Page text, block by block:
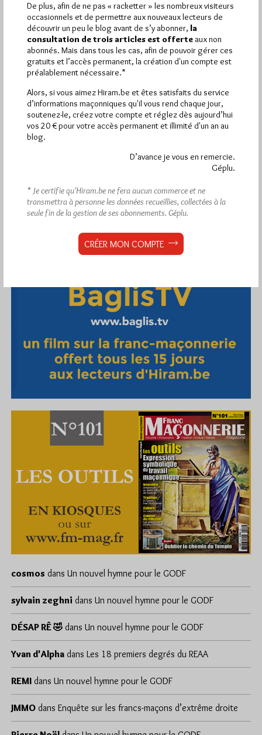
cosmos dans Un nouvel hymne pour le GODF
sylvain zeghni dans Un nouvel hymne pour le GODF
DÉSAP RÊ 🤣 dans Un nouvel hymne pour le GODF
Yvan d'Alpha dans Les 18 premiers degrés du REAA
REMI dans Un nouvel hymne pour le GODF
JMMO dans Enquête sur les francs-maçons d’extrême droite
De plus, afin de ne pas « racketter » les nombreux visiteurs
occasionnels et de permettre aux nouveaux lecteurs de
découvrir un peu le blog avant de s’y abonner, la
consultation de trois articles est offerte aux non
abonnés. Mais dans tous les cas, afin de pouvoir gérer ces
gratuits et l’accès permanent, la création d'un compte est
préalablement nécessaire.*
Alors, si vous aimez Hiram.be et êtes satisfaits du service
d’informations maçonniques qu'il vous rend chaque jour,
soutenez-le, créez votre compte et réglez dès aujourd’hui
vos 20 € pour votre accès permanent et illimité d'un an au
blog.
D’avance je vous en remercie.
Géplu.
* Je certifie qu’Hiram.be ne fera aucun commerce et ne
transmettra à personne les données recueillies, collectées à la
seule fin de la gestion de ses abonnements. Géplu.
CRÉER MON COMPTE